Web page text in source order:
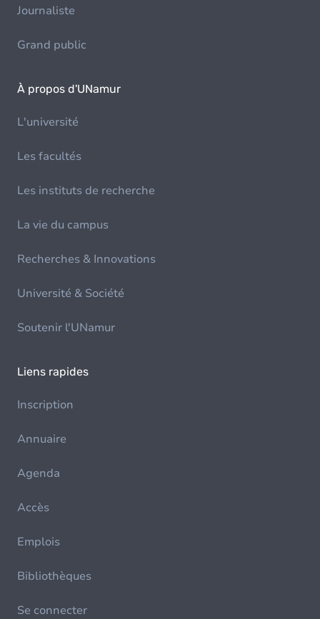
Journaliste
Grand public
À propos d'UNamur
L'université
Les facultés
Les instituts de recherche
La vie du campus
Recherches & Innovations
Université & Société
Soutenir l'UNamur
Liens rapides
Inscription
Annuaire
Agenda
Accès
Emplois
Bibliothèques
Se connecter